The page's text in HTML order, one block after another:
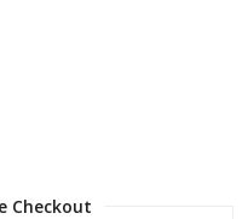
Checkout